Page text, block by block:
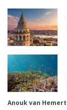
Anouk van Hemert